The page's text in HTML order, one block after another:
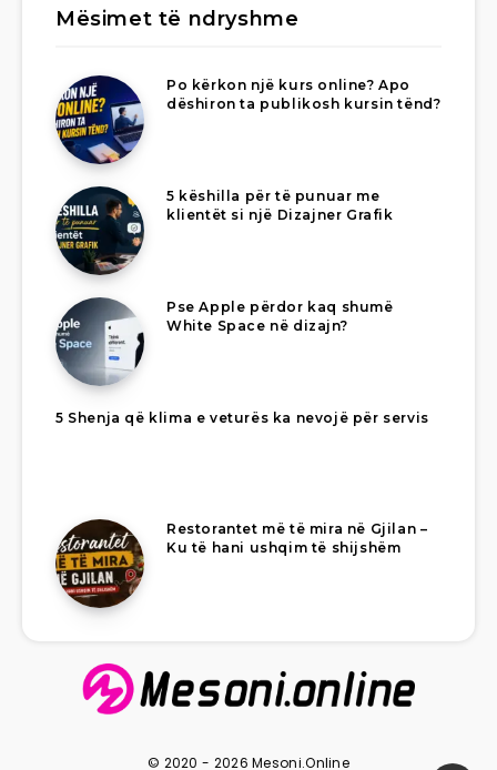
Mësimet të ndryshme
Po kërkon një kurs online? Apo
dëshiron ta publikosh kursin tënd?
5 këshilla për të punuar me
klientët si një Dizajner Grafik
Pse Apple përdor kaq shumë
White Space në dizajn?
5 Shenja që klima e veturës ka nevojë për servis
Restorantet më të mira në Gjilan –
Ku të hani ushqim të shijshëm
© 2020 - 2026 Mesoni.Online